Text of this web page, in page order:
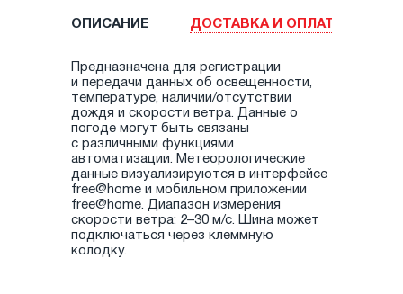
ОПИСАНИЕ ДОСТАВКА И ОПЛАТА
Предназначена для регистрации
и передачи данных об освещенности,
температуре, наличии/отсутствии
дождя и скорости ветра. Данные о
погоде могут быть связаны
с различными функциями
автоматизации. Метеорологические
данные визуализируются в интерфейсе
free@home и мобильном приложении
free@home. Диапазон измерения
скорости ветра: 2–30 м/с. Шина может
подключаться через клеммную
колодку.